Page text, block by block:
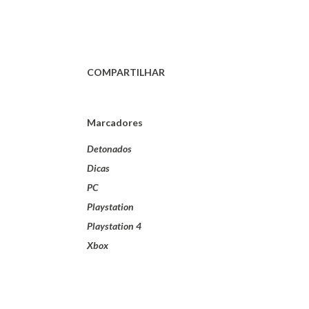
COMPARTILHAR
Marcadores
Detonados
Dicas
PC
Playstation
Playstation 4
Xbox